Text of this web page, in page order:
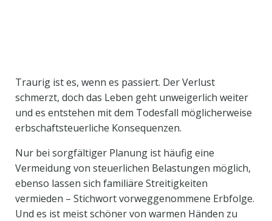
Traurig ist es, wenn es passiert. Der Verlust
schmerzt, doch das Leben geht unweigerlich weiter
und es entstehen mit dem Todesfall möglicherweise
erbschaftsteuerliche Konsequenzen.
Nur bei sorgfältiger Planung ist häufig eine
Vermeidung von steuerlichen Belastungen möglich,
ebenso lassen sich familiäre Streitigkeiten
vermieden – Stichwort vorweggenommene Erbfolge.
Und es ist meist schöner von warmen Händen zu